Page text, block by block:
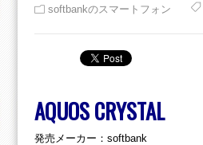
softbankのスマートフォン
AQUOS CRYSTAL
発売メーカー：softbank